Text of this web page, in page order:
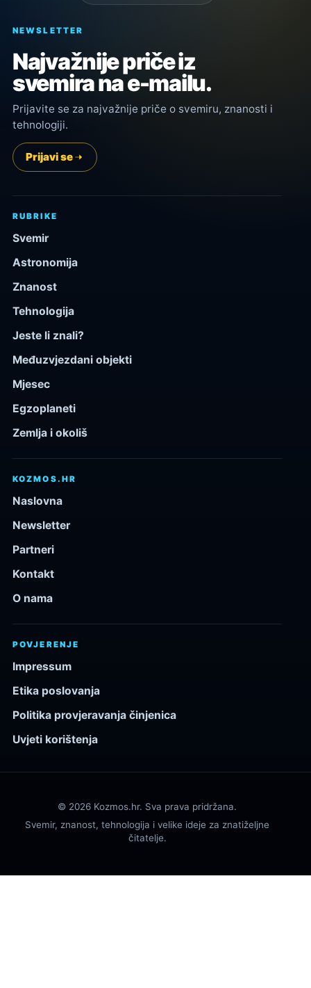
NEWSLETTER
Najvažnije priče iz
svemira na e-mailu.
Prijavite se za najvažnije priče o svemiru, znanosti i
tehnologiji.
Prijavi se
RUBRIKE
Svemir
Astronomija
Znanost
Tehnologija
Jeste li znali?
Međuzvjezdani objekti
Mjesec
Egzoplaneti
Zemlja i okoliš
KOZMOS.HR
Naslovna
Newsletter
Partneri
Kontakt
O nama
POVJERENJE
Impressum
Etika poslovanja
Politika provjeravanja činjenica
Uvjeti korištenja
© 2026 Kozmos.hr. Sva prava pridržana.
Svemir, znanost, tehnologija i velike ideje za znatiželjne
čitatelje.